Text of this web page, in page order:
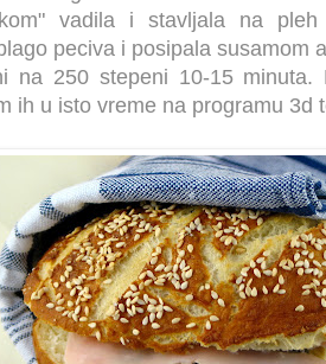
vadila i stavljala na
peciva i posipala susamom
na 250 stepeni 10-15
ih u isto vreme na programu 3d